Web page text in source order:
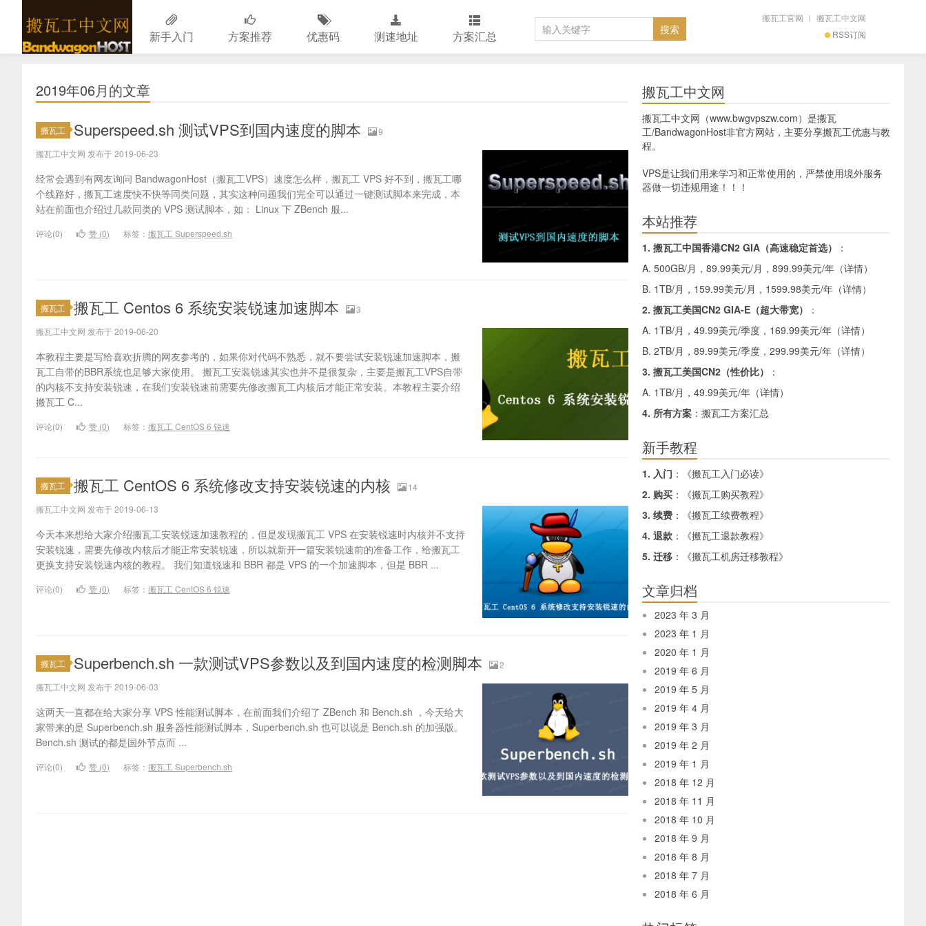
新手入门 方案推荐 优惠码 测速地址 方案汇总 RSS订阅
搬瓦工官网 | 搬瓦工中文网
2019年06月的文章
搬瓦工 Superspeed.sh 测试VPS到国内速度的脚本
9
搬瓦工中文网 发布于 2019-06-23
经常会遇到有网友询问 BandwagonHost（搬瓦工VPS）速度怎么样，搬瓦工 VPS 好不到，搬瓦工哪
个线路好，搬瓦工速度快不快等同类问题，其实这种问题我们完全可以通过一键测试脚本来完成，本
站在前面也介绍过几款同类的 VPS 测试脚本，如： Linux 下 ZBench 服...
评论(0) 赞 (0) 标签： 搬瓦工 Superspeed.sh
搬瓦工 搬瓦工 Centos 6 系统安装锐速加速脚本
3
搬瓦工中文网 发布于 2019-06-20
本教程主要是写给喜欢折腾的网友参考的，如果你对代码不熟悉，就不要尝试安装锐速加速脚本，搬
瓦工自带的BBR系统也足够大家使用。 搬瓦工安装锐速其实也并不是很复杂，主要是搬瓦工VPS自带
的内核不支持安装锐速，在我们安装锐速前需要先修改搬瓦工内核后才能正常安装。本教程主要介绍
搬瓦工 C...
评论(0) 赞 (0) 标签： 搬瓦工 CentOS 6 锐速
搬瓦工 搬瓦工 CentOS 6 系统修改支持安装锐速的内核
14
搬瓦工中文网 发布于 2019-06-13
今天本来想给大家介绍搬瓦工安装锐速加速教程的，但是发现搬瓦工 VPS 在安装锐速时内核并不支持
安装锐速，需要先修改内核后才能正常安装锐速，所以就新开一篇安装锐速前的准备工作，给搬瓦工
更换支持安装锐速内核的教程。 我们知道锐速和 BBR 都是 VPS 的一个加速脚本，但是 BBR ...
评论(0) 赞 (0) 标签： 搬瓦工 CentOS 6 锐速
搬瓦工 Superbench.sh 一款测试VPS参数以及到国内速度的检测脚本
2
搬瓦工中文网 发布于 2019-06-03
这两天一直都在给大家分享 VPS 性能测试脚本，在前面我们介绍了 ZBench 和 Bench.sh ，今天给大
家带来的是 Superbench.sh 服务器性能测试脚本，Superbench.sh 也可以说是 Bench.sh 的加强版。
Bench.sh 测试的都是国外节点而 ...
评论(0) 赞 (0) 标签： 搬瓦工 Superbench.sh
搬瓦工中文网
搬瓦工中文网（www.bwgvpszw.com）是搬瓦
工/BandwagonHost非官方网站，主要分享搬瓦工优惠与教
程。
VPS是让我们用来学习和正常使用的，严禁使用境外服务
器做一切违规用途！！！
本站推荐
1. 搬瓦工中国香港CN2 GIA（高速稳定首选）
：
A. 500GB/月，89.99美元/月，899.99美元/年（详情）
B. 1TB/月，159.99美元/月，1599.98美元/年（详情）
2. 搬瓦工美国CN2 GIA-E（超大带宽）
：
A. 1TB/月，49.99美元/季度，169.99美元/年（详情）
B. 2TB/月，89.99美元/季度，299.99美元/年（详情）
3. 搬瓦工美国CN2（性价比）
：
A. 1TB/月，49.99美元/年（详情）
4. 所有方案 ： 搬瓦工方案汇总
新手教程
1. 入门 ：《搬瓦工入门必读》
2. 购买 ：《搬瓦工购买教程》
3. 续费 ：《搬瓦工续费教程》
4. 退款 ：《搬瓦工退款教程》
5. 迁移 ：《搬瓦工机房迁移教程》
文章归档
2023 年 3 月
2023 年 1 月
2020 年 1 月
2019 年 6 月
2019 年 5 月
2019 年 4 月
2019 年 3 月
2019 年 2 月
2019 年 1 月
2018 年 12 月
2018 年 11 月
2018 年 10 月
2018 年 9 月
2018 年 8 月
2018 年 7 月
2018 年 6 月